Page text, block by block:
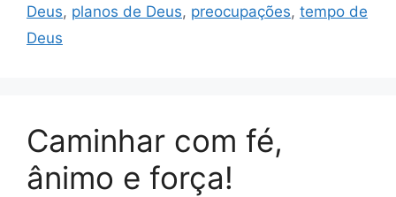
Deus, planos de Deus, preocupações, tempo de
Deus
Caminhar com fé,
ânimo e força!